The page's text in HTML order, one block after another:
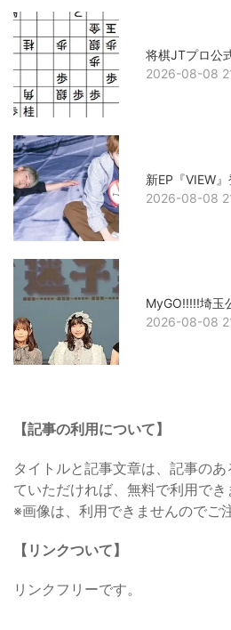
将棋JTプロ公
2026-08-08
新EP『VIEW』
2026-08-08
MyGO!!!!!埼玉
2026-08-08
【記事の利用について】
タイトルと記事文章は、記事の
ていただければ、無料で利用でき
※画像は、利用できませんのでご
【リンクついて】
リンクフリーです。